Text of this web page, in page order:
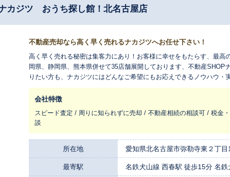
カジツ おうち探し館！北名古屋店
不動産売却なら高く早く売れるナカジツへお任せ下さい！
高く早く売れる秘密は集客力にあり！お客様に幸せをもたらす、最
岡県、静岡県、熊本県併せて35店舗展開しております、不動産
りたい方も、ナカジツにはどんなご希望にもお応えできるノウハウ
いスタッフが大切な不動産に更なる付加価値を付け、お客様にご提案
会社特徴
スピード査定 / 周りに知られずに売却 / 不動産相続の相談可 / 税金
談
所在地 愛知県北名古屋市弥勒寺東２丁目
最寄駅 名鉄犬山線 西春駅 徒歩15分 名